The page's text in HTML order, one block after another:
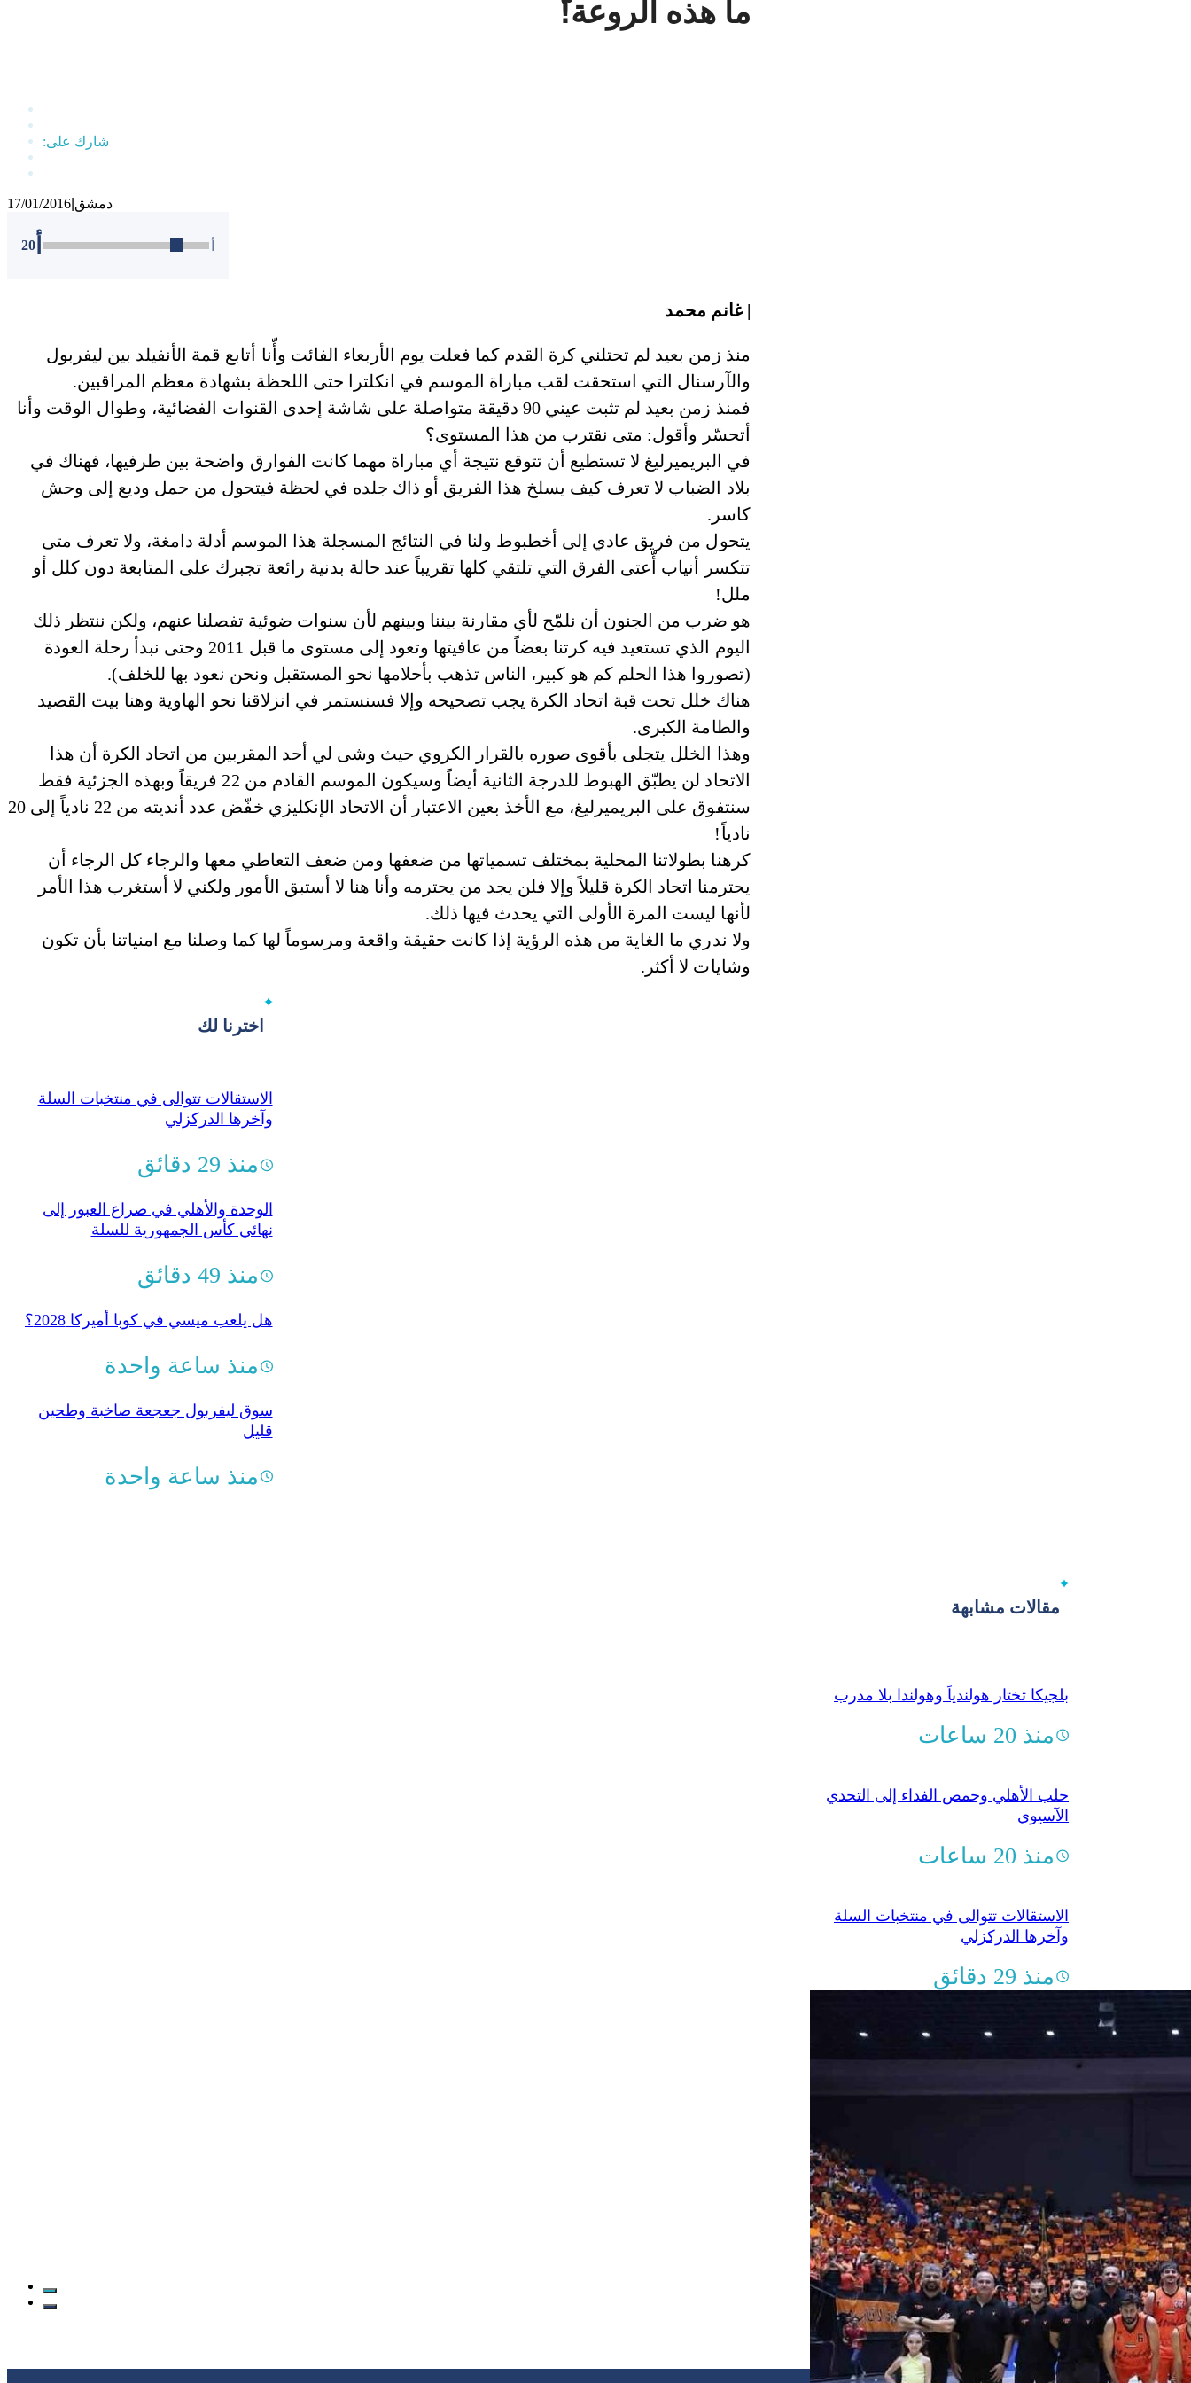
ما هذه الروعة!ّ
17/01/2016 دمشق
20
| غانم محمد
منذ زمن بعيد لم تحتلني كرة القدم كما فعلت يوم الأربعاء الفائت وأّنا أتابع قمة الأنفيلد بين ليفربول
والآرسنال التي استحقت لقب مباراة الموسم في انكلترا حتى اللحظة بشهادة معظم المراقبين.
فمنذ زمن بعيد لم تثبت عيني 90 دقيقة متواصلة على شاشة إحدى القنوات الفضائية، وطوال الوقت وأنا
أتحسّر وأقول: متى نقترب من هذا المستوى؟
في البريميرليغ لا تستطيع أن تتوقع نتيجة أي مباراة مهما كانت الفوارق واضحة بين طرفيها، فهناك في
بلاد الضباب لا تعرف كيف يسلخ هذا الفريق أو ذاك جلده في لحظة فيتحول من حمل وديع إلى وحش
كاسر.
يتحول من فريق عادي إلى أخطبوط ولنا في النتائج المسجلة هذا الموسم أدلة دامغة، ولا تعرف متى
تتكسر أنياب أّعتى الفرق التي تلتقي كلها تقريباً عند حالة بدنية رائعة تجبرك على المتابعة دون كلل أو
ملل!
هو ضرب من الجنون أن نلمّح لأي مقارنة بيننا وبينهم لأن سنوات ضوئية تفصلنا عنهم، ولكن ننتظر ذلك
اليوم الذي تستعيد فيه كرتنا بعضاً من عافيتها وتعود إلى مستوى ما قبل 2011 وحتى نبدأ رحلة العودة
(تصوروا هذا الحلم كم هو كبير، الناس تذهب بأحلامها نحو المستقبل ونحن نعود بها للخلف).
هناك خلل تحت قبة اتحاد الكرة يجب تصحيحه وإلا فسنستمر في انزلاقنا نحو الهاوية وهنا بيت القصيد
والطامة الكبرى.
وهذا الخلل يتجلى بأقوى صوره بالقرار الكروي حيث وشى لي أحد المقربين من اتحاد الكرة أن هذا
الاتحاد لن يطبّق الهبوط للدرجة الثانية أيضاً وسيكون الموسم القادم من 22 فريقاً وبهذه الجزئية فقط
سنتفوق على البريميرليغ، مع الأخذ بعين الاعتبار أن الاتحاد الإنكليزي خفّض عدد أنديته من 22 نادياً إلى 20
نادياً!
كرهنا بطولاتنا المحلية بمختلف تسمياتها من ضعفها ومن ضعف التعاطي معها والرجاء كل الرجاء أن
يحترمنا اتحاد الكرة قليلاً وإلا فلن يجد من يحترمه وأنا هنا لا أستبق الأمور ولكني لا أستغرب هذا الأمر
لأنها ليست المرة الأولى التي يحدث فيها ذلك.
ولا ندري ما الغاية من هذه الرؤية إذا كانت حقيقة واقعة ومرسوماً لها كما وصلنا مع امنياتنا بأن تكون
وشايات لا أكثر.
اخترنا لك
الاستقالات تتوالى في منتخبات السلة
وآخرها الدركزلي
منذ 29 دقائق
الوحدة والأهلي في صراع العبور إلى
نهائي كأس الجمهورية للسلة
منذ 49 دقائق
هل يلعب ميسي في كوبا أميركا 2028؟
منذ ساعة واحدة
سوق ليفربول جعجعة صاخبة وطحين
قليل
منذ ساعة واحدة
مقالات مشابهة
بلجيكا تختار هولندياً وهولندا بلا مدرب
منذ 20 ساعات
حلب الأهلي وحمص الفداء إلى التحدي
الآسيوي
منذ 20 ساعات
الاستقالات تتوالى في منتخبات السلة
وآخرها الدركزلي
منذ 29 دقائق